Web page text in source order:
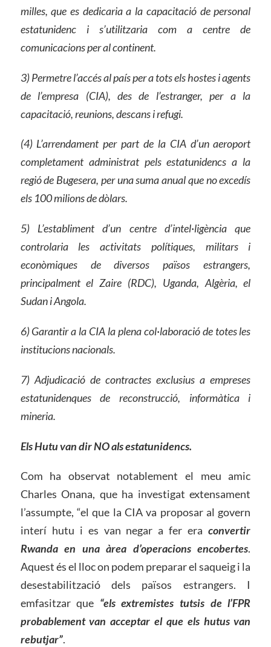
milles, que es dedicaria a la capacitació de personal
estatunidenc i s’utilitzaria com a centre de
comunicacions per al continent.
3) Permetre l’accés al país per a tots els hostes i agents
de l’empresa (CIA), des de l’estranger, per a la
capacitació, reunions, descans i refugi.
(4) L’arrendament per part de la CIA d’un aeroport
completament administrat pels estatunidencs a la
regió de Bugesera, per una suma anual que no excedís
els 100 milions de dòlars.
5) L’establiment d’un centre d’intel·ligència que
controlaria les activitats polítiques, militars i
econòmiques de diversos països estrangers,
principalment el Zaire (RDC), Uganda, Algèria, el
Sudan i Angola.
6) Garantir a la CIA la plena col·laboració de totes les
institucions nacionals.
7) Adjudicació de contractes exclusius a empreses
estatunidenques de reconstrucció, informàtica i
mineria.
Els Hutu van dir NO als estatunidencs.
Com ha observat notablement el meu amic
Charles Onana, que ha investigat extensament
l’assumpte, “el que la CIA va proposar al govern
interí hutu i es van negar a fer eraconvertir
Rwanda en una àrea d’operacions encobertes.
Aquest és el lloc on podem preparar el saqueig i la
desestabilització dels països estrangers. I
emfasitzar que “els extremistes tutsis de l’FPR
probablement van acceptar el que els hutus van
rebutjar”.